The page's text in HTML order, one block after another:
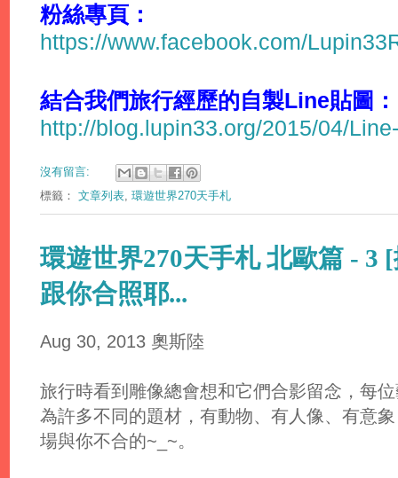
粉絲專頁：
https://www.facebook.com/
結合我們旅行經歷的自製Line貼圖：
http://blog.lupin33.org/2015/04/
沒有留言:
標籤： 文章列表 環遊世界270天手札
環遊世界270天手札 北歐篇 - 3
跟你合照耶...
Aug 30, 2013 奧斯陸
旅行時看到雕像總會想和它們合影留念，每
為許多不同的題材，有動物、有人像、有意
場與你不合的~_~。